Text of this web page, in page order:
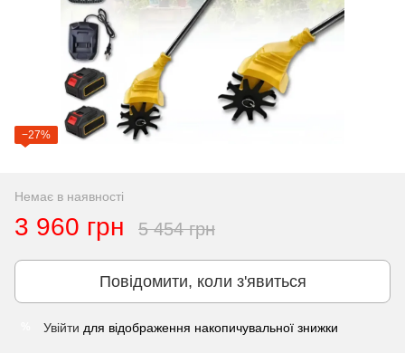
−27%
Немає в наявності
3 960 грн 5 454 грн
Повідомити, коли з'явиться
Увійти для відображення накопичувальної знижки